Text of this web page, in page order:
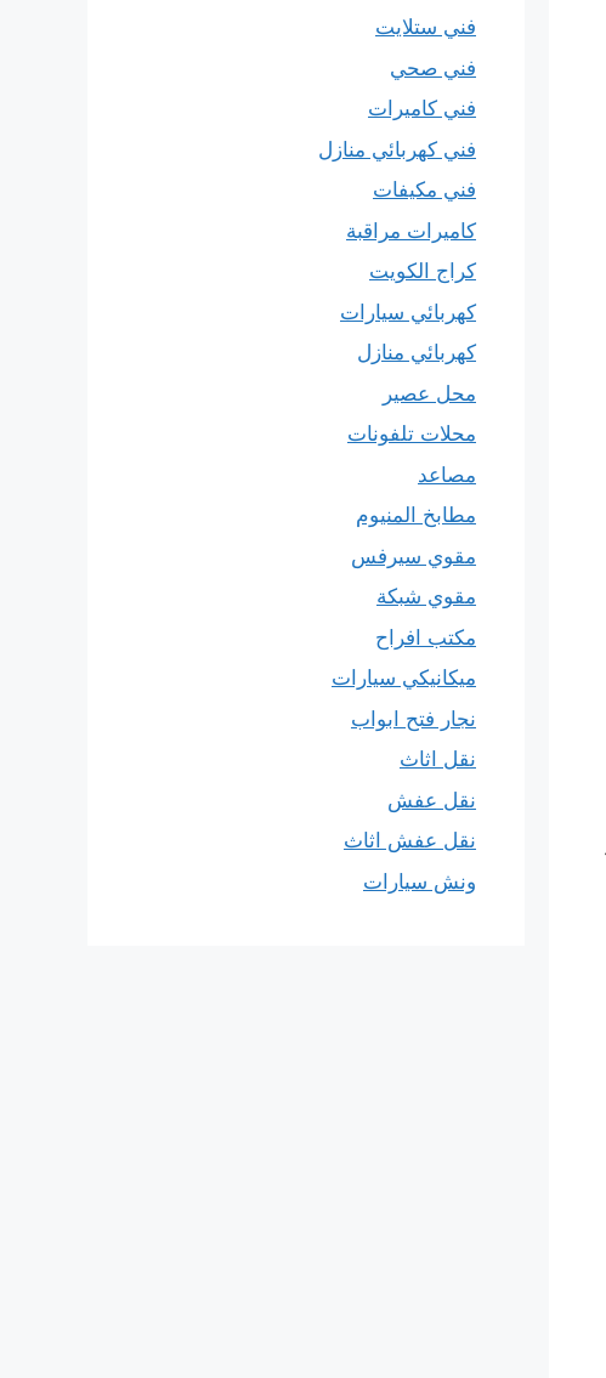
فني ستلايت
فني صحي
فني كاميرات
فني كهربائي منازل
فني مكيفات
كاميرات مراقبة
كراج الكويت
كهربائي سيارات
كهربائي منازل
محل عصير
محلات تلفونات
مصاعد
مطابخ المنيوم
مقوي سيرفس
مقوي شبكة
مكتب افراح
ميكانيكي سيارات
نجار فتح ابواب
نقل اثاث
نقل عفش
نقل عفش اثاث
ونش سيارات